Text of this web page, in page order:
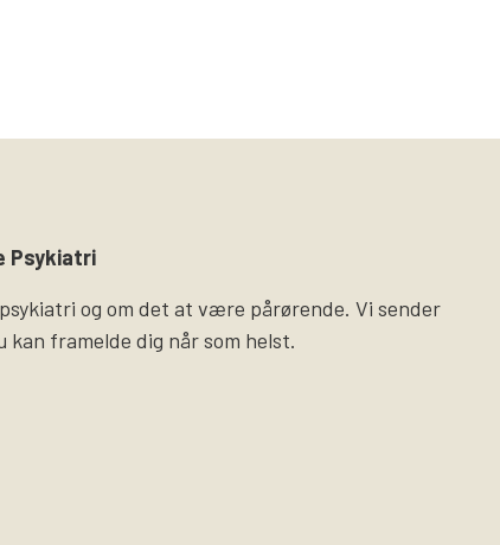
Psykiatri
og om det at være pårørende. Vi sender
kan framelde dig når som helst.